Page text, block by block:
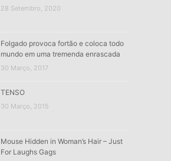
28 Setembro, 2020
Folgado provoca fortão e coloca todo
mundo em uma tremenda enrascada
30 Março, 2017
TENSO
30 Março, 2015
Mouse Hidden in Woman’s Hair – Just
For Laughs Gags